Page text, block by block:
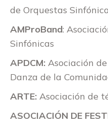
de Orquestas
AMProBand:
Sinfónicas
APDCM: Asociación
Danza de la
ARTE: Asociación de
ASOCIACIÓN DE